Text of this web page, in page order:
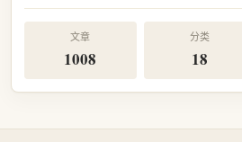
文章
1008
分类
18